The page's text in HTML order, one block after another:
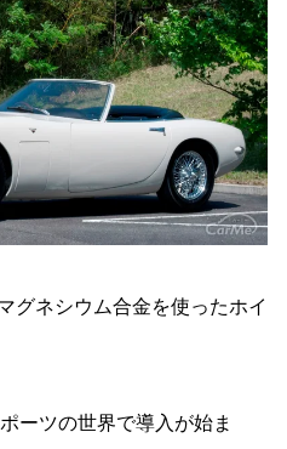
グネシウム合金を使ったホイ
ーツの世界で導入が始ま